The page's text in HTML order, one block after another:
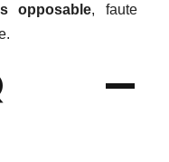
opposable, faute
—